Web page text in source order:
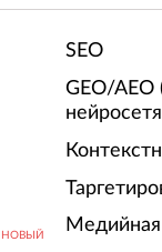
НОВЫЙ
SEO
GEO/